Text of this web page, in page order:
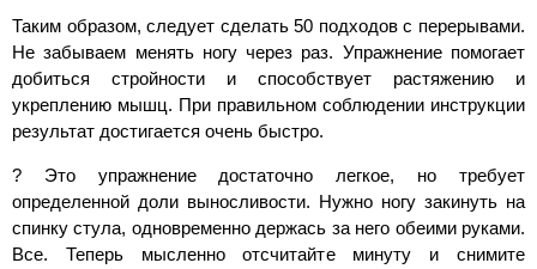
Таким образом, следует сделать 50 подходов с перерывами.
Не забываем менять ногу через раз. Упражнение помогает
добиться стройности и способствует растяжению и
укреплению мышц. При правильном соблюдении инструкции
результат достигается очень быстро.
? Это упражнение достаточно легкое, но требует
определенной доли выносливости. Нужно ногу закинуть на
спинку стула, одновременно держась за него обеими руками.
Все. Теперь мысленно отсчитайте минуту и снимите